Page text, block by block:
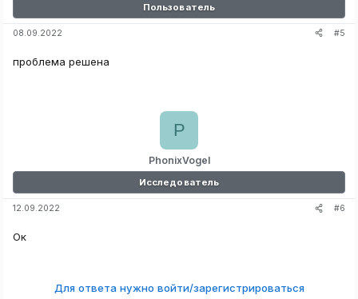
Пользователь
08.09.2022 #5
проблема решена
PhonixVogel
P
Исследователь
12.09.2022 #6
Ок
Для ответа нужно войти/зарегистрироваться